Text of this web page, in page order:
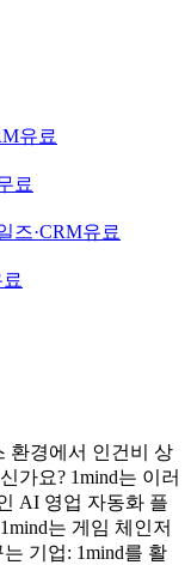
유료
료
즈·CRM유료
환경에서 인건비 상
가요? 1mind는 이러
AI 영업 자동화 플
는 게임 체인저
기업: 1mind를 활